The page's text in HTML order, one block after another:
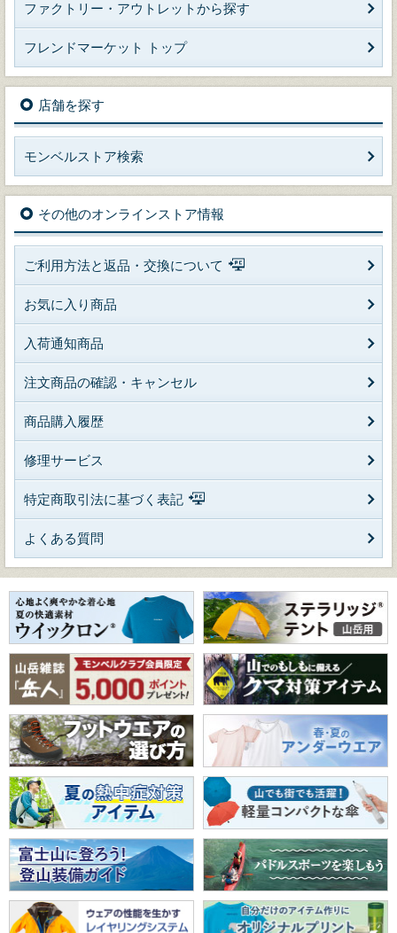
ファクトリー・アウトレットから探す
フレンドマーケット トップ
店舗を探す
モンベルストア検索
その他のオンラインストア情報
ご利用方法と返品・交換について
お気に入り商品
入荷通知商品
注文商品の確認・キャンセル
商品購入履歴
修理サービス
特定商取引法に基づく表記
よくある質問